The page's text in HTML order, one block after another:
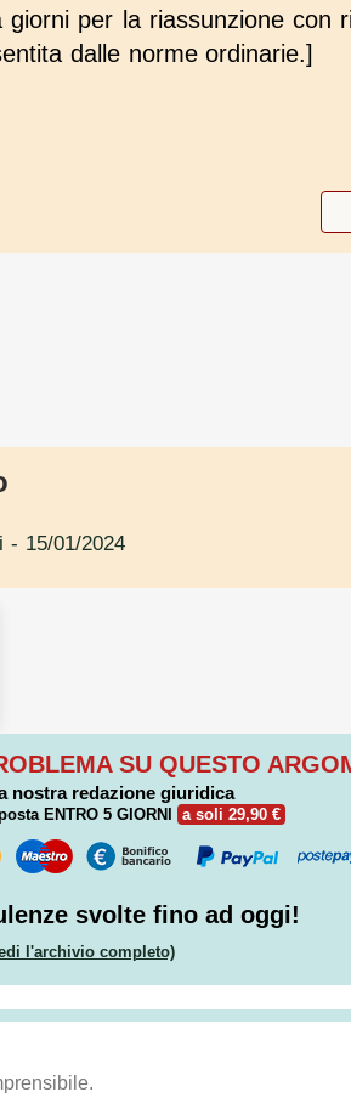
per la riassunzione con
dalle norme ordinarie.]
- 15/01/2024
SU QUESTO
nostra redazione giuridica
ENTRO 5 GIORNI a soli 29,90 €
svolte fino ad oggi!
l'archivio completo)